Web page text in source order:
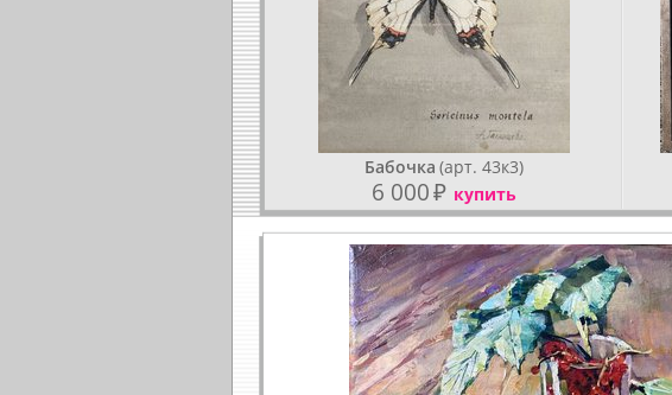
Бабочка (арт. 43к3)
6 000₽ купить